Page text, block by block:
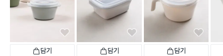
담기 담기 담기